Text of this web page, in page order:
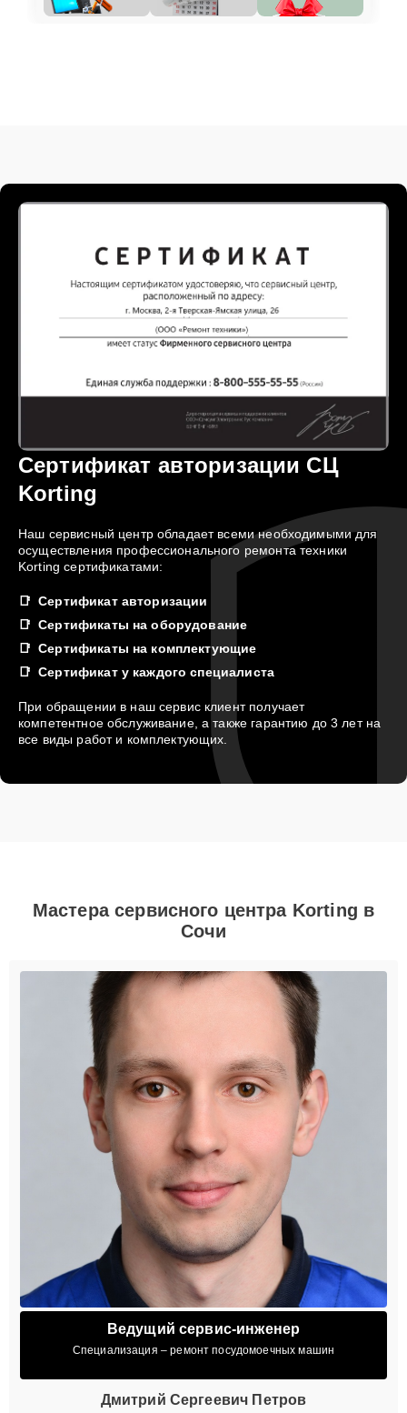
Сертификат авторизации СЦ
Korting
Наш сервисный центр обладает всеми необходимыми для
осуществления профессионального ремонта техники
Korting сертификатами:
Сертификат авторизации
Сертификаты на оборудование
Сертификаты на комплектующие
Сертификат у каждого специалиста
При обращении в наш сервис клиент получает
компетентное обслуживание, а также гарантию до 3 лет на
все виды работ и комплектующих.
Мастера сервисного центра Korting в
Сочи
Ведущий сервис-инженер
Специализация – ремонт посудомоечных машин
Дмитрий Сергеевич Петров